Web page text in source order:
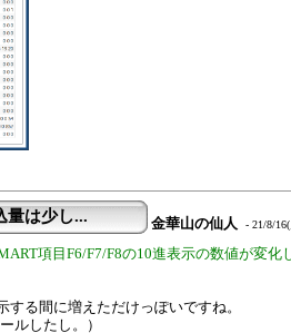
量は少し... 金華山の仙人 - 21/8/
項目F6/F7/F8の10進表示の数値が変化
る間に増えただけっぽいですね。
ルしたし。）